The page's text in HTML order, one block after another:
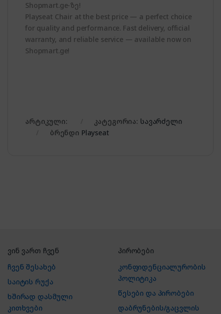
Shopmart.ge-ზე!
Playseat Chair at the best price — a perfect choice
for quality and performance. Fast delivery, official
warranty, and reliable service — available now on
Shopmart.ge!
არტიკული: კატეგორია: სავარძელი
ბრენდი Playseat
ვინ ვართ ჩვენ
ჩვენ შესახებ
საიტის რუქა
ხშირად დასმული
კითხვები
პირობები
კონფიდენციალურობის
პოლიტიკა
წესები და პირობები
დაბრუნების/გაცვლის